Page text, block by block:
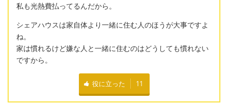
私も光熱費払ってるんだから。
シェアハウスは家自体より一緒に住む人のほうが大事ですよ
ね。
家は慣れるけど嫌な人と一緒に住むのはどうしても慣れない
ですから。
役に立った 11